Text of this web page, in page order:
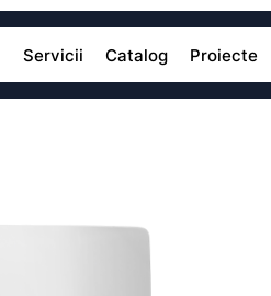
Servicii Catalog Proiecte